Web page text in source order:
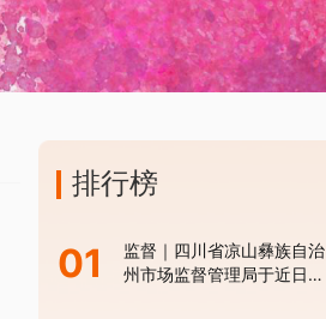
排行榜
01
监督｜四川省凉山彝族自治
州市场监督管理局于近日发